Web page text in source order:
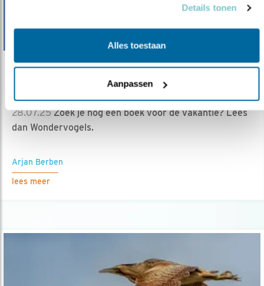
Details tonen
Alles toestaan
Aanpassen
In gesprek met Jantien de Boer
28.07.25Zoek je nog een boek voor de vakantie? Lees
dan Wondervogels.
Arjan Berben
lees meer